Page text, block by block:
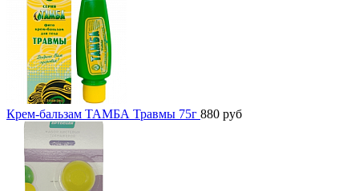
Крем-бальзам ТАМБА Травмы 75г 880 руб